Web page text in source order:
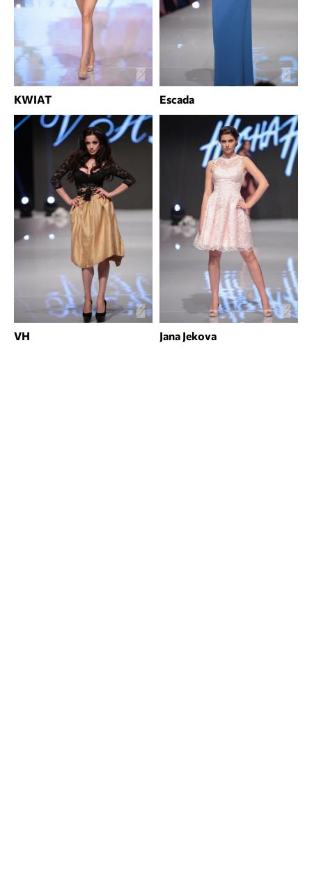
KWIAT Escada
VH Jana Jekova